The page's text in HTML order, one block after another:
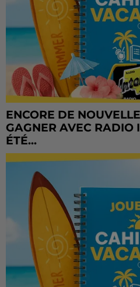
ENCORE DE
GAGNER AVEC RADIO
ÉTÉ...